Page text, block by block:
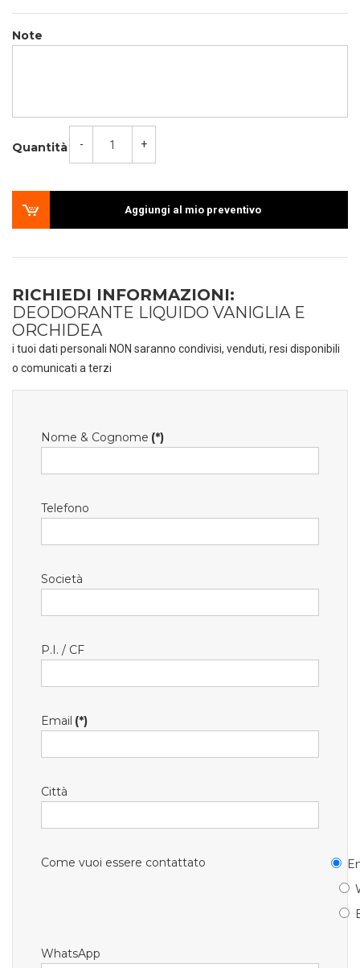
Note
Quantità - +
Aggiungi al mio preventivo
RICHIEDI INFORMAZIONI:
DEODORANTE LIQUIDO VANIGLIA E
ORCHIDEA
i tuoi dati personali NON saranno condivisi, venduti, resi disponibili
o comunicati a terzi
Nome & Cognome (*)
Telefono
Società
P.I. / CF
Email (*)
Città
Come vuoi essere contattato
WhatsApp